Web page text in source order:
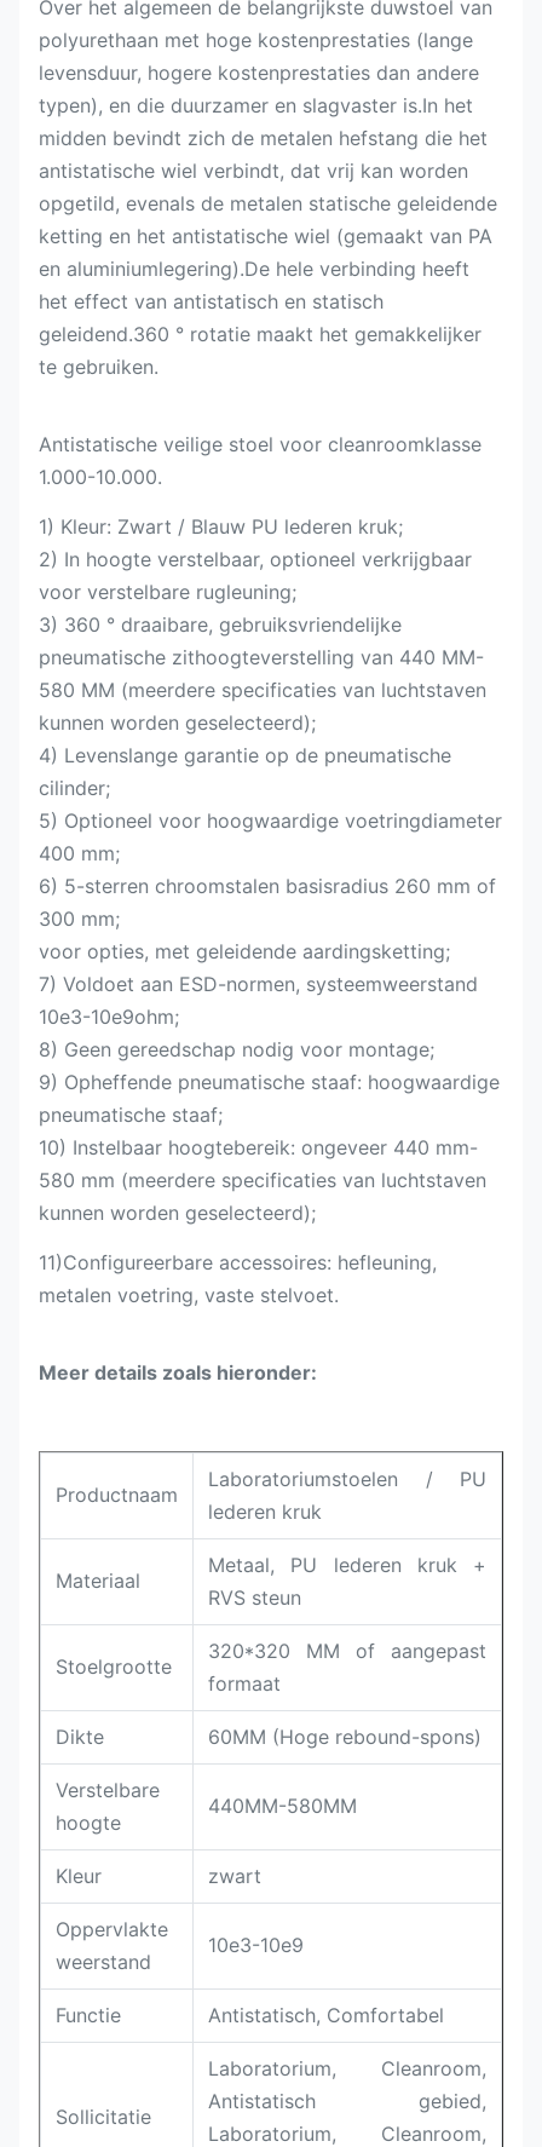
Over het algemeen de belangrijkste duwstoel van
polyurethaan met hoge kostenprestaties (lange
levensduur, hogere kostenprestaties dan andere
typen), en die duurzamer en slagvaster is.In het
midden bevindt zich de metalen hefstang die het
antistatische wiel verbindt, dat vrij kan worden
opgetild, evenals de metalen statische geleidende
ketting en het antistatische wiel (gemaakt van PA
en aluminiumlegering).De hele verbinding heeft
het effect van antistatisch en statisch
geleidend.360 ° rotatie maakt het gemakkelijker
te gebruiken.
Antistatische veilige stoel voor cleanroomklasse
1.000-10.000.
1) Kleur: Zwart / Blauw PU lederen kruk;
2) In hoogte verstelbaar, optioneel verkrijgbaar
voor verstelbare rugleuning;
3) 360 ° draaibare, gebruiksvriendelijke
pneumatische zithoogteverstelling van 440 MM-
580 MM (meerdere specificaties van luchtstaven
kunnen worden geselecteerd);
4) Levenslange garantie op de pneumatische
cilinder;
5) Optioneel voor hoogwaardige voetringdiameter
400 mm;
6) 5-sterren chroomstalen basisradius 260 mm of
300 mm;
voor opties, met geleidende aardingsketting;
7) Voldoet aan ESD-normen, systeemweerstand
10e3-10e9ohm;
8) Geen gereedschap nodig voor montage;
9) Opheffende pneumatische staaf: hoogwaardige
pneumatische staaf;
10) Instelbaar hoogtebereik: ongeveer 440 mm-
580 mm (meerdere specificaties van luchtstaven
kunnen worden geselecteerd);
11)Configureerbare accessoires: hefleuning,
metalen voetring, vaste stelvoet.
Meer details zoals hieronder:
Productnaam
Laboratoriumstoelen / PU
lederen kruk
Materiaal
Metaal, PU lederen kruk +
RVS steun
Stoelgrootte
320*320 MM of aangepast
formaat
Dikte 60MM (Hoge rebound-spons)
Verstelbare
hoogte
440MM-580MM
Kleur zwart
Oppervlakte
weerstand
10e3-10e9
Functie Antistatisch, Comfortabel
Sollicitatie
Laboratorium, Cleanroom,
Antistatisch gebied,
Laboratorium, Cleanroom,